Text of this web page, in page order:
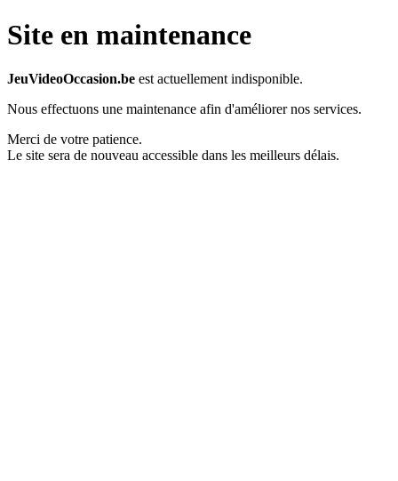
Site en maintenance
JeuVideoOccasion.be est actuellement indisponible.
Nous effectuons une maintenance afin d'améliorer nos services.
Merci de votre patience.
Le site sera de nouveau accessible dans les meilleurs délais.